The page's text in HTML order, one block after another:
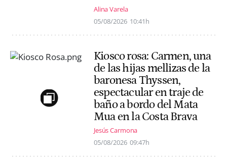
Alina Varela
05/08/2026 10:41h
Kiosco rosa: Carmen, una
de las hijas mellizas de la
baronesa Thyssen,
espectacular en traje de
baño a bordo del Mata
Mua en la Costa Brava
Jesús Carmona
05/08/2026 09:47h